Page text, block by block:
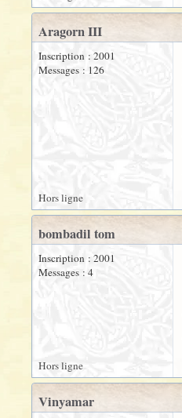
Aragorn III
Inscription : 2001
Messages : 126
Hors ligne
bombadil tom
Inscription : 2001
Messages : 4
Hors ligne
Vinyamar